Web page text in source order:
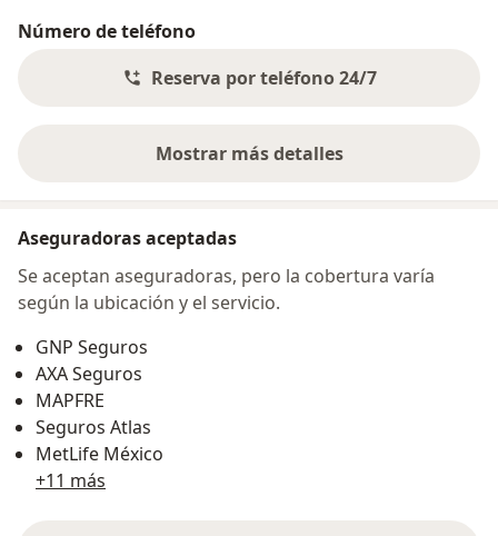
Número de teléfono
Reserva por teléfono 24/7
Mostrar más detalles
sobre la dirección
Aseguradoras aceptadas
Se aceptan aseguradoras, pero la cobertura varía
según la ubicación y el servicio.
GNP Seguros
AXA Seguros
MAPFRE
Seguros Atlas
MetLife México
+11 más